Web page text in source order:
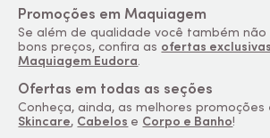
Promoções em Maquiagem
Se além de qualidade você também
bons preços, confira as ofertas
Maquiagem Eudora.
Ofertas em todas as seções
Conheça, ainda, as melhores promoções
Skincare, Cabelos e Corpo e Banho!